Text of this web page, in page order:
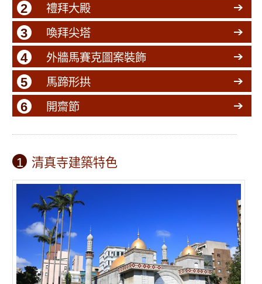
2 禮拜大殿
3 喚拜尖塔
4 外牆馬賽克圖案裝飾
5 馬蹄形拱
6 開齋節
1 清真寺建築特色